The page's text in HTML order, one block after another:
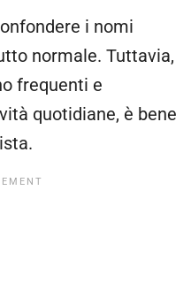
i nomi
normale. Tuttavia,
frequenti e
quotidiane, è bene